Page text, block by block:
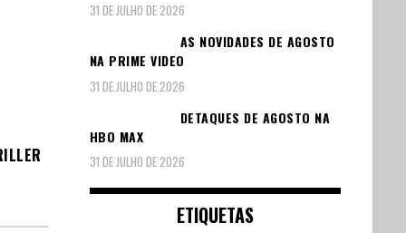
31 DE JULHO DE 2026
AS NOVIDADES DE AGOSTO
NA PRIME VIDEO
31 DE JULHO DE 2026
DETAQUES DE AGOSTO NA
HBO MAX
31 DE JULHO DE 2026
ETIQUETAS